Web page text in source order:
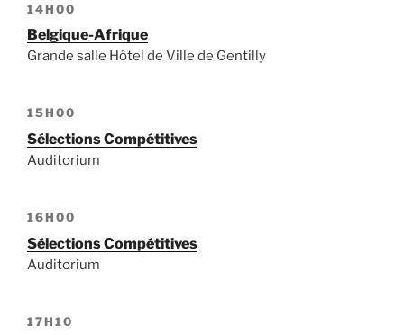
14H00
Belgique-Afrique
Grande salle Hôtel de Ville de Gentilly
15H00
Sélections Compétitives
Auditorium
16H00
Sélections Compétitives
Auditorium
17H10